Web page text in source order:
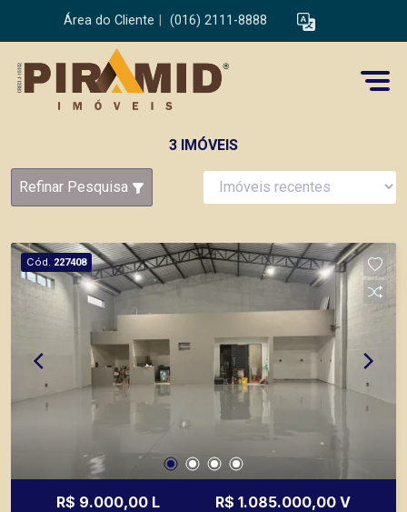
Área do Cliente (016) 2111-8888
3 IMÓVEIS
Refinar Pesquisa
Cód. 227408
R$ 9.000,00 L R$ 1.085.000,00 V